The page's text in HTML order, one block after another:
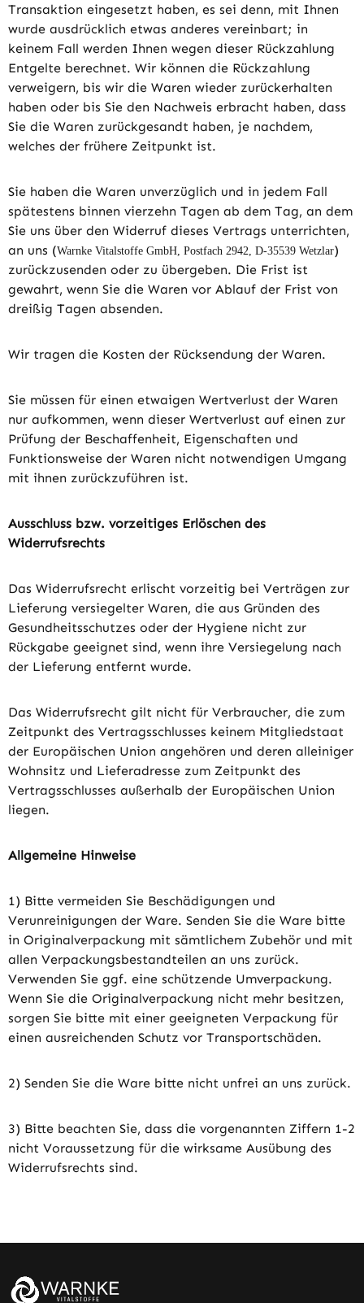
Transaktion eingesetzt haben, es sei denn, mit Ihnen
wurde ausdrücklich etwas anderes vereinbart; in
keinem Fall werden Ihnen wegen dieser Rückzahlung
Entgelte berechnet. Wir können die Rückzahlung
verweigern, bis wir die Waren wieder zurückerhalten
haben oder bis Sie den Nachweis erbracht haben, dass
Sie die Waren zurückgesandt haben, je nachdem,
welches der frühere Zeitpunkt ist.
Sie haben die Waren unverzüglich und in jedem Fall
spätestens binnen vierzehn Tagen ab dem Tag, an dem
Sie uns über den Widerruf dieses Vertrags unterrichten,
an uns (Warnke Vitalstoffe GmbH, Postfach 2942, D-35539 Wetzlar)
zurückzusenden oder zu übergeben. Die Frist ist
gewahrt, wenn Sie die Waren vor Ablauf der Frist von
dreißig Tagen absenden.
Wir tragen die Kosten der Rücksendung der Waren.
Sie müssen für einen etwaigen Wertverlust der Waren
nur aufkommen, wenn dieser Wertverlust auf einen zur
Prüfung der Beschaffenheit, Eigenschaften und
Funktionsweise der Waren nicht notwendigen Umgang
mit ihnen zurückzuführen ist.
Ausschluss bzw. vorzeitiges Erlöschen des
Widerrufsrechts
Das Widerrufsrecht erlischt vorzeitig bei Verträgen zur
Lieferung versiegelter Waren, die aus Gründen des
Gesundheitsschutzes oder der Hygiene nicht zur
Rückgabe geeignet sind, wenn ihre Versiegelung nach
der Lieferung entfernt wurde.
Das Widerrufsrecht gilt nicht für Verbraucher, die zum
Zeitpunkt des Vertragsschlusses keinem Mitgliedstaat
der Europäischen Union angehören und deren alleiniger
Wohnsitz und Lieferadresse zum Zeitpunkt des
Vertragsschlusses außerhalb der Europäischen Union
liegen.
Allgemeine Hinweise
1) Bitte vermeiden Sie Beschädigungen und
Verunreinigungen der Ware. Senden Sie die Ware bitte
in Originalverpackung mit sämtlichem Zubehör und mit
allen Verpackungsbestandteilen an uns zurück.
Verwenden Sie ggf. eine schützende Umverpackung.
Wenn Sie die Originalverpackung nicht mehr besitzen,
sorgen Sie bitte mit einer geeigneten Verpackung für
einen ausreichenden Schutz vor Transportschäden.
2) Senden Sie die Ware bitte nicht unfrei an uns zurück.
3) Bitte beachten Sie, dass die vorgenannten Ziffern 1-2
nicht Voraussetzung für die wirksame Ausübung des
Widerrufsrechts sind.